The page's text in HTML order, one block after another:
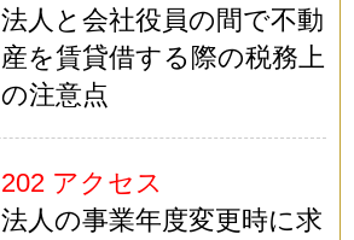
法人と会社役員の間で不動
産を賃貸借する際の税務上
の注意点
202 アクセス
法人の事業年度変更時に求